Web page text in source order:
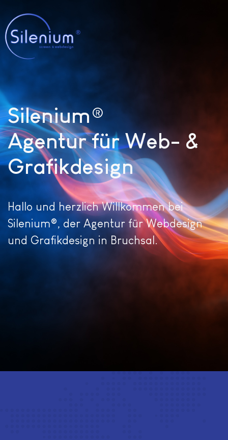
Silenium®
Agentur für Web- &
Grafikdesign
Hallo und herzlich Willkommen bei
Silenium®, der Agentur für Webdesign
und Grafikdesign in Bruchsal.